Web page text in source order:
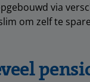
via
om zelf te